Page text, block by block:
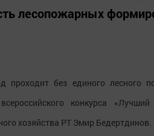
лесопожарных
проходит без единого лесного
конкурса
хозяйства РТ Эмир Бедертдинов.